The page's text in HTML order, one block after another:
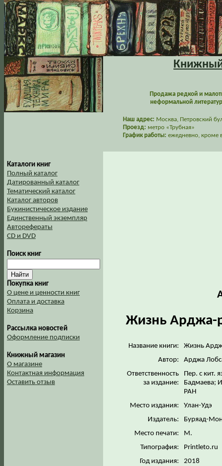
Книжный
Продажа редкой и
неформальной
Наш адрес: Москва, Петровский
Проезд: метро «Трубная»
График работы: ежедневно, кроме
Каталоги книг
Полный каталог
Датированный каталог
Тематический каталог
Каталог авторов
Букинистическое издание
Единственный экземпляр
Авторефераты
CD и DVD
Поиск книг
Покупка книг
О цене и ценности книг
Оплата и доставка
Корзина
Рассылка новостей
Оформление подписки
Книжный магазин
О магазине
Контактная информация
Оставить отзыв
Жизнь Арджа-
Название книги:
Жизнь
Автор:
Арджа
Ответственность
за издание:
Пер. с кит.
Бадмаева;
РАН
Место издания:
Улан-Удэ
Издатель:
Буряад-
Место печати:
М.
Типография:
Printleto.ru
Год издания:
2018